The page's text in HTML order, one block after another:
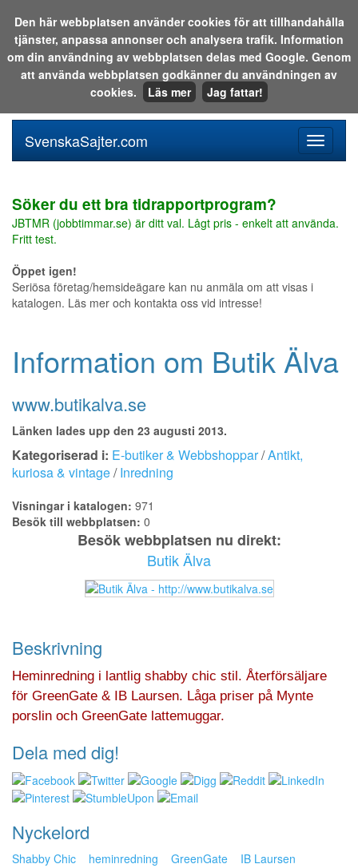
Sök i katalogen eller på webben:
meny
SvenskaSajter.com
Söker du ett bra tidrapportprogram?
JBTMR (jobbtimmar.se) är ditt val. Lågt pris - enkelt att använda.
Fritt test.
Öppet igen!
Seriösa företag/hemsideägare kan nu anmäla om att visas i
katalogen. Läs mer och kontakta oss vid intresse!
Information om Butik Älva
www.butikalva.se
Länken lades upp den 23 augusti 2013.
Kategoriserad i: E-butiker & Webbshoppar/Antikt,
kuriosa & vintage/Inredning
Visningar i katalogen: 971
Besök till webbplatsen: 0
Besök webbplatsen nu direkt:
Butik Älva
Beskrivning
Heminredning i lantlig shabby chic stil. Återförsäljare
för GreenGate & IB Laursen. Låga priser på Mynte
porslin och GreenGate lattemuggar.
Dela med dig!
Nyckelord
Shabby Chic heminredning GreenGate IB Laursen
Den här webbplatsen använder cookies för att tillhandahålla
tjänster, anpassa annonser och analysera trafik. Information
om din användning av webbplatsen delas med Google. Genom
att använda webbplatsen godkänner du användningen av
cookies.
Läs mer Jag fattar!